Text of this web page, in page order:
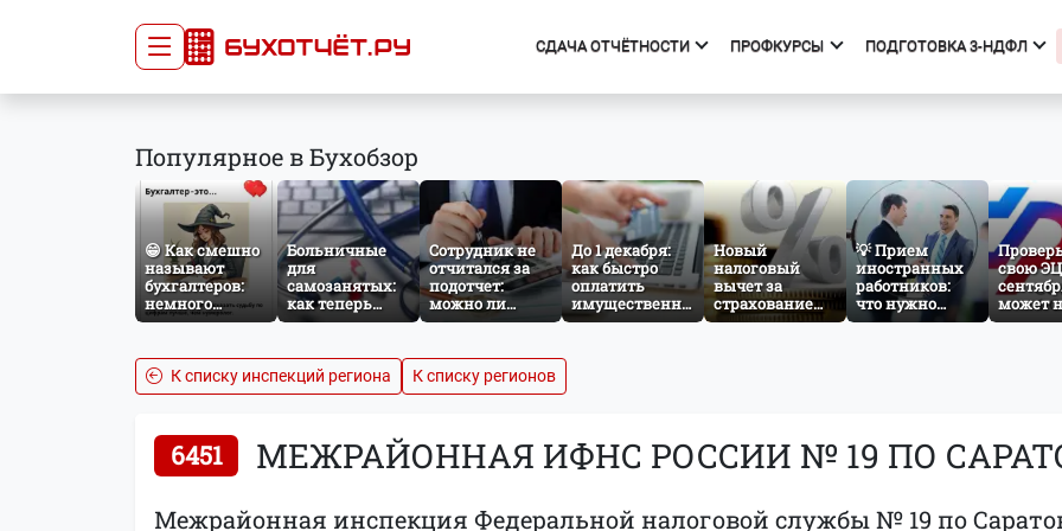
СДАЧА ОТЧЁТНОСТИ ПРОФКУРСЫ ПОДГОТОВКА 3-НДФЛ
Главная
Сдать отчёт
Тарифы
Оплата
Список курсов
Сведения об образовательной
организации
Начало
Тарифы
Получить вычет
Мастер 3-НДФЛ
Популярное в Бухобзор
😁 Как смешно
называют
бухгалтеров:
немного
профессионального
Больничные
для
самозанятых:
как теперь
работает
социальное
страхование по
НПД
Сотрудник не
отчитался за
подотчет:
можно ли
удержать
зарплаты?
До 1 декабря:
как быстро
оплатить
имущественный
налог за
Новый
налоговый
вычет за
страхование
жизни: что
💡 Прием
иностранных
работников:
что нужно
знать
свою
может
К списку инспекций региона
К списку регионов
6451 МЕЖРАЙОННАЯ ИФНС РОССИИ № 19 ПО
Межрайонная инспекция Федеральной налоговой службы № 19 по